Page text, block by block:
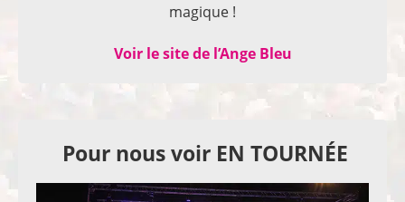
magique !
Voir le site de l’Ange Bleu
Pour nous voir EN TOURNÉE